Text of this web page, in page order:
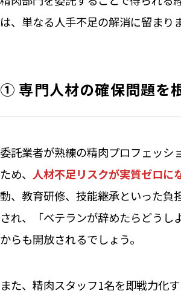
は、単なる人手不足の解消に留まり
① 専門人材の確保問題を
委託業者が熟練の精肉プロフェッシ
ため、 人材不足リスクが実質ゼロに
動、教育研修、技能継承といった負
され、「ベテランが辞めたらどうし
からも開放されるでしょう。
また、精肉スタッフ1名を即戦力化